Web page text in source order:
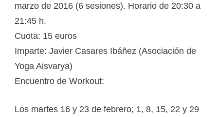
marzo de 2016 (6 sesiones). Horario de 20:30 a
21:45 h.
Cuota: 15 euros
Imparte: Javier Casares Ibáñez (Asociación de
Yoga Aisvarya)
Encuentro de Workout:
Los martes 16 y 23 de febrero; 1, 8, 15, 22 y 29